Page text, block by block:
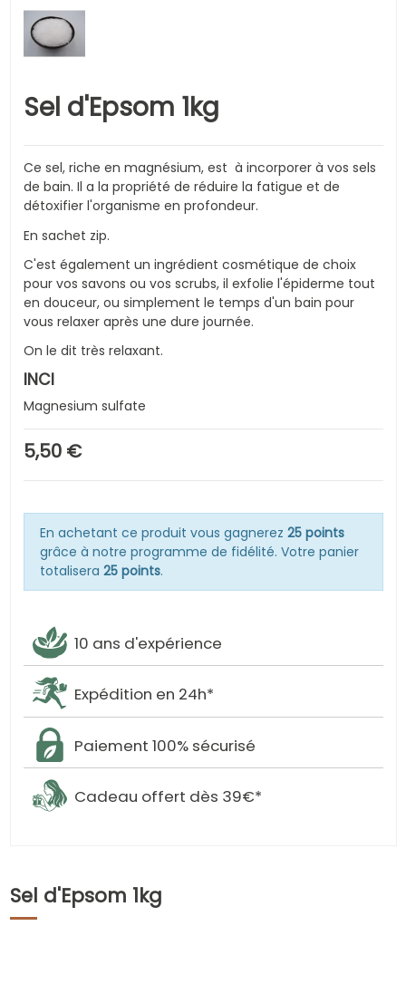
Sel d'Epsom 1kg
Ce sel, riche en magnésium, est à incorporer à vos sels
de bain. Il a la propriété de réduire la fatigue et de
détoxifier l'organisme en profondeur.
En sachet zip.
C'est également un ingrédient cosmétique de choix
pour vos savons ou vos scrubs, il exfolie l'épiderme tout
en douceur, ou simplement le temps d'un bain pour
vous relaxer après une dure journée.
On le dit très relaxant.
INCI
Magnesium sulfate
5,50 €
En achetant ce produit vous gagnerez 25 points
grâce à notre programme de fidélité. Votre panier
totalisera 25 points.
10 ans d'expérience
Expédition en 24h*
Paiement 100% sécurisé
Cadeau offert dès 39€*
Sel d'Epsom 1kg